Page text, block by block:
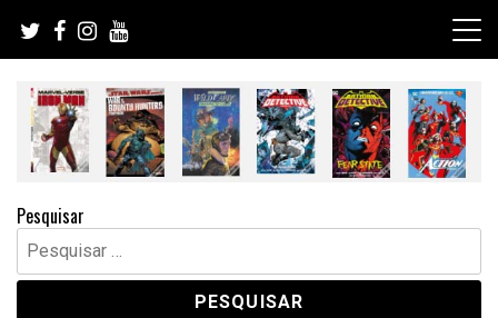
content
Pesquisar
Pesquisar
por: